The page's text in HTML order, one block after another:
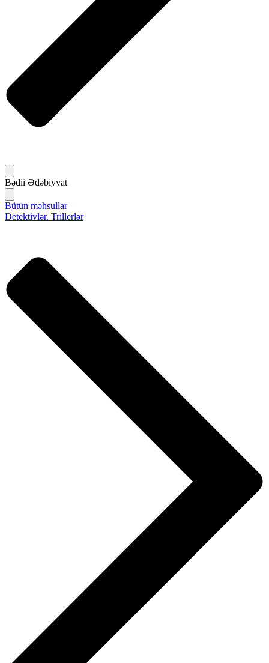
Bədii Ədəbiyyat
Bütün məhsullar
Detektivlər. Trillerlər